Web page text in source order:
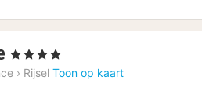
1
nacht
, 4 Sterren
› Rijsel Toon op kaart